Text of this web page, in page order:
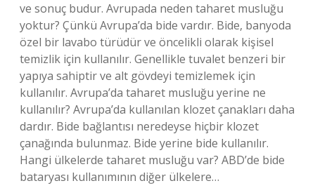
ve sonuç budur. Avrupada neden taharet musluğu
yoktur? Çünkü Avrupa’da bide vardır. Bide, banyoda
özel bir lavabo türüdür ve öncelikli olarak kişisel
temizlik için kullanılır. Genellikle tuvalet benzeri bir
yapıya sahiptir ve alt gövdeyi temizlemek için
kullanılır. Avrupa’da taharet musluğu yerine ne
kullanılır? Avrupa’da kullanılan klozet çanakları daha
dardır. Bide bağlantısı neredeyse hiçbir klozet
çanağında bulunmaz. Bide yerine bide kullanılır.
Hangi ülkelerde taharet musluğu var? ABD’de bide
bataryası kullanımının diğer ülkelere…